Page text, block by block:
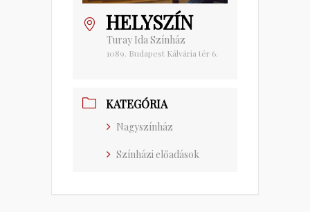
HELYSZÍN
Turay Ida Színház
1089. Budapest Kálvária tér 6.
KATEGÓRIA
Nagyszínház
Színházi előadások